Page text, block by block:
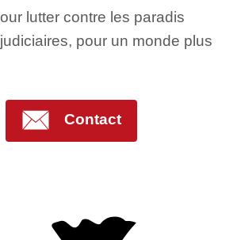
lutter contre les paradis
pour un monde plus
Contact